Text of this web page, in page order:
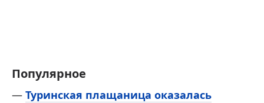
Популярное
— Туринская плащаница оказалась